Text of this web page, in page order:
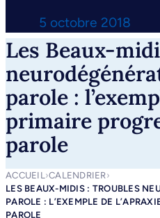
5 octobre 2018
Les Beaux-
parole :
primaire
parole
ACCUEIL ›CALENDRIER›
LES BEAUX-MIDIS : TROUBLES
PAROLE : L’EXEMPLE DE
PAROLE